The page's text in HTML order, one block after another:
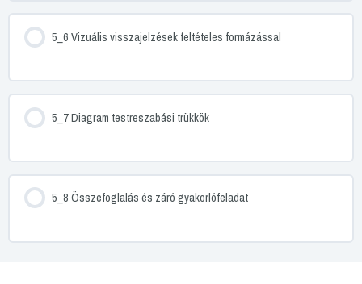
5_6 Vizuális visszajelzések feltételes formázással
5_7 Diagram testreszabási trükkök
5_8 Összefoglalás és záró gyakorlófeladat